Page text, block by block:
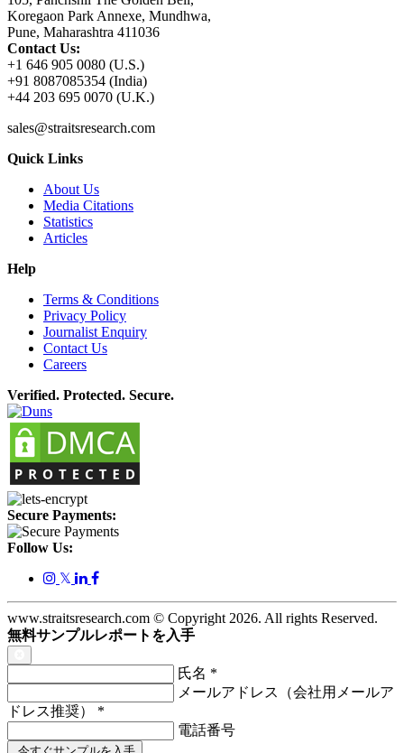
Koregaon Park Annexe, Mundhwa,
Pune, Maharashtra 411036
Contact Us:
+1 646 905 0080 (U.S.)
+91 8087085354 (India)
+44 203 695 0070 (U.K.)
sales@straitsresearch.com
Quick Links
About Us
Media Citations
Statistics
Articles
Help
Terms & Conditions
Privacy Policy
Journalist Enquiry
Contact Us
Careers
Verified. Protected. Secure.
Secure Payments:
Follow Us:
𝕏
www.straitsresearch.com © Copyright 2026. All rights Reserved.
無料サンプルレポートを入手
氏名 *
メールアドレス（会社用メールア
ドレス推奨） *
電話番号